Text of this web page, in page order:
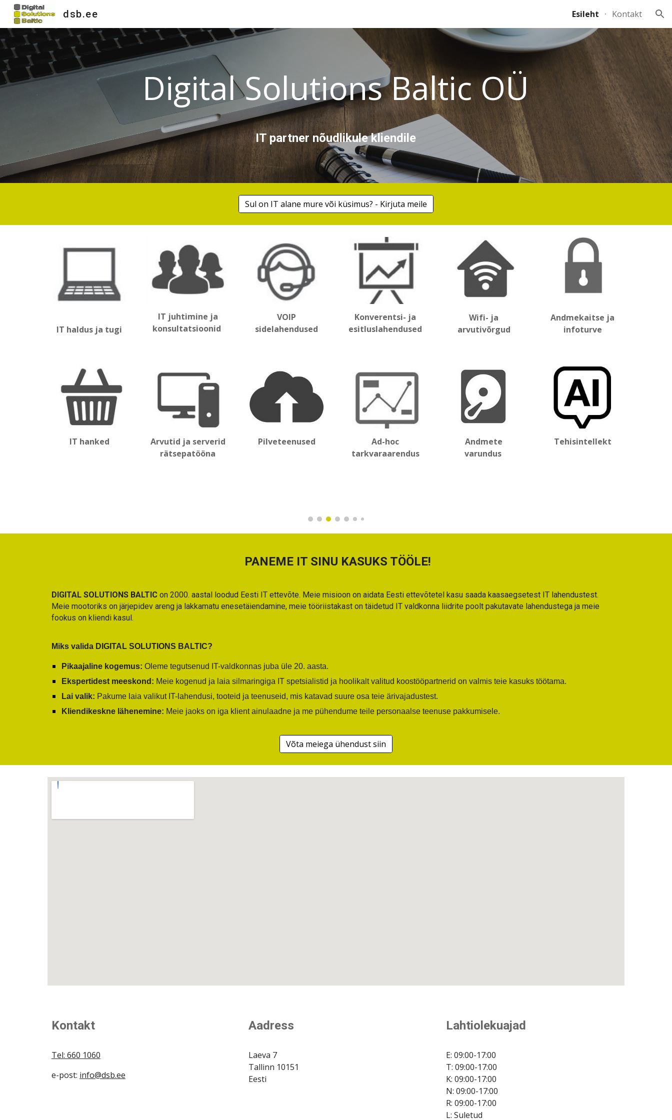
dsb.ee Esileht Kontakt
Digital Solutions Baltic OÜ
IT partner nõudlikule kliendile
Sul on IT alane mure või küsimus? - Kirjuta meile
IT haldus ja tugi
IT juhtimine ja
konsultatsioonid
VOIP
sidelahendused
Konverentsi- ja
esitluslahendused
Wifi- ja
arvutivõrgud
Andmekaitse ja
infoturve
IT hanked
Arvutid ja serverid
rätsepatööna
Pilveteenused
Ad-hoc
tarkvaraarendus
Andmete
varundus
Tehisintellekt
PANEME IT SINU KASUKS TÖÖLE!
DIGITAL SOLUTIONS BALTICon 2000. aastal loodud Eesti IT ettevõte. Meie misioon on aidata Eesti ettevõtetel kasu saada kaasaegsetest IT lahendustest.
Meie mootoriks on järjepidev areng ja lakkamatu enesetäiendamine, meie tööriistakast on täidetud IT valdkonna liidrite poolt pakutavate lahendustega ja meie
fookus on kliendi kasul.
Miks valida DIGITAL SOLUTIONS BALTIC?
Pikaajaline kogemus: Oleme tegutsenud IT-valdkonnas juba üle 20. aasta.
Ekspertidest meeskond: Meie kogenud ja laia silmaringiga IT spetsialistid ja hoolikalt valitud koostööpartnerid on valmis teie kasuks töötama.
Lai valik: Pakume laia valikut IT-lahendusi, tooteid ja teenuseid, mis katavad suure osa teie ärivajadustest.
Kliendikeskne lähenemine: Meie jaoks on iga klient ainulaadne ja me pühendume teile personaalse teenuse pakkumisele.
Võta meiega ühendust siin
Kontakt
Tel: 660 1060
e-post: info@dsb.ee
Aadress
Laeva 7
Tallinn 10151
Eesti
Lahtiolekuajad
E: 09:00-17:00
T: 09:00-17:00
K: 09:00-17:00
N: 09:00-17:00
R: 09:00-17:00
L: Suletud